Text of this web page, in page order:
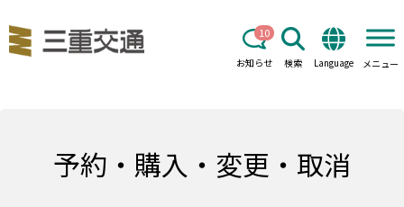
お知らせ
10
検索 Language メニュー
予約・購入・変更・取消